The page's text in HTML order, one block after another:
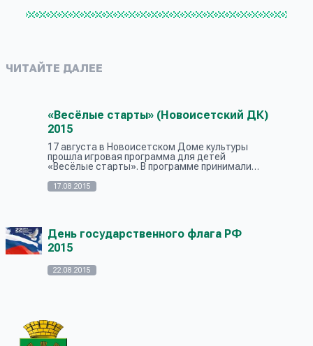
ЧИТАЙТЕ ДАЛЕЕ
«Весёлые старты» (Новоисетский ДК)
2015
17 августа в Новоисетском Доме культуры
прошла игровая программа для детей
«Весёлые старты». В программе принимали
4 до 14 лет. Ребята с удовольствием вып...
17.08.2015
День государственного флага РФ
2015
22.08.2015